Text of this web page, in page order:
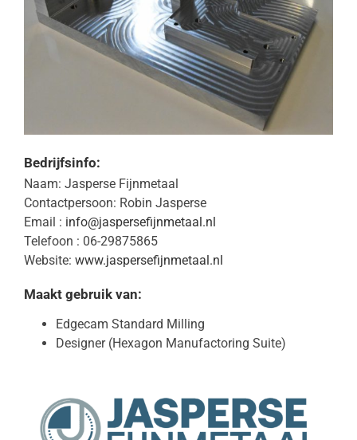
Bedrijfsinfo:
Naam: Jasperse Fijnmetaal
Contactpersoon: Robin Jasperse
Email : info@jaspersefijnmetaal.nl
Telefoon : 06-29875865
Website: www.jaspersefijnmetaal.nl
Maakt gebruik van:
Edgecam Standard Milling
Designer (Hexagon Manufactoring Suite)